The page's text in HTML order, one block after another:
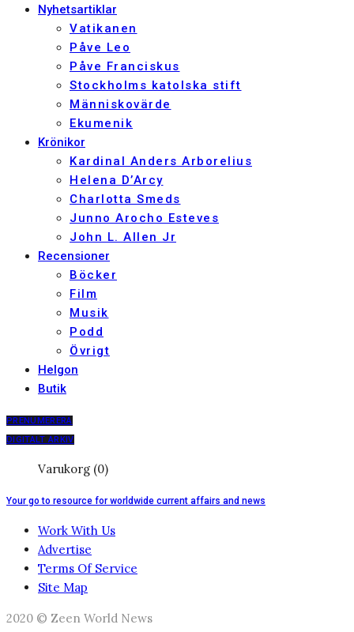
Nyhetsartiklar
Vatikanen
Påve Leo
Påve Franciskus
Stockholms katolska stift
Människovärde
Ekumenik
Krönikor
Kardinal Anders Arborelius
Helena D’Arcy
Charlotta Smeds
Junno Arocho Esteves
John L. Allen Jr
Recensioner
Böcker
Film
Musik
Podd
Övrigt
Helgon
Butik
PRENUMERERA
DIGITALT ARKIV
Varukorg (0)
Your go to resource for worldwide current affairs and news
Work With Us
Advertise
Terms Of Service
Site Map
2020 © Zeen World News